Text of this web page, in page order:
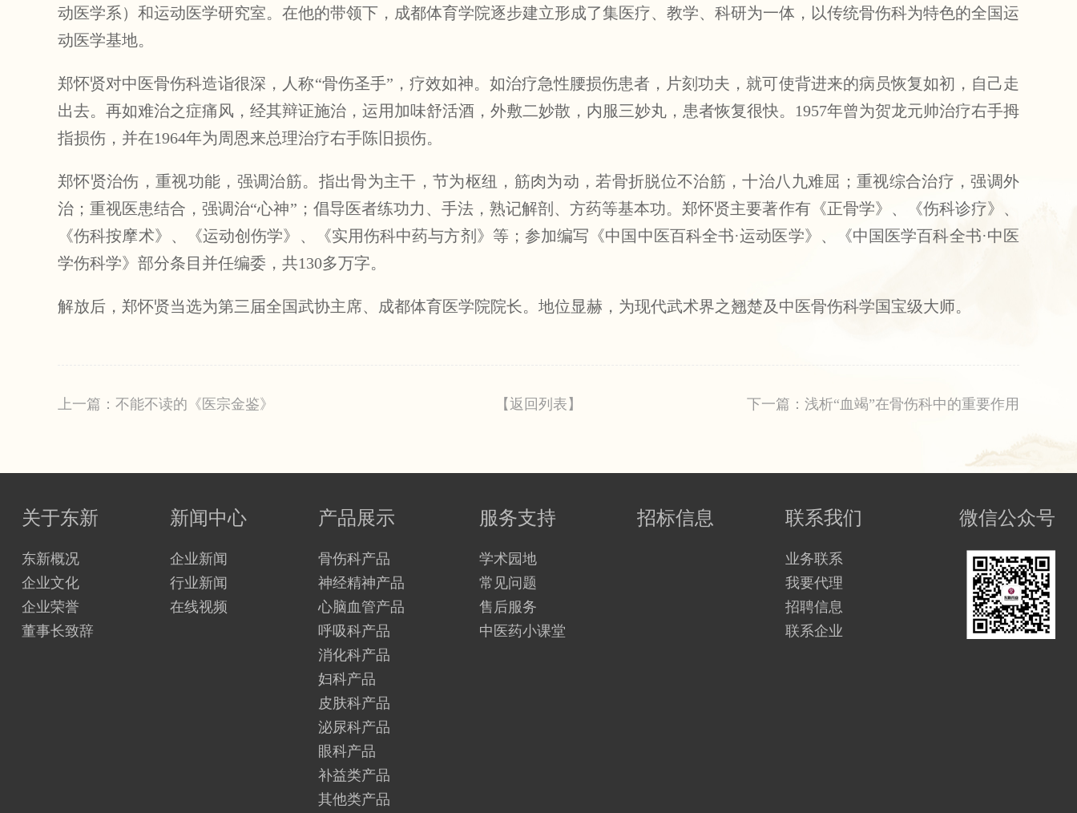
动医学系）和运动医学研究室。在他的带领下，成都体育学院逐步建立形成了集医疗、教学、科研为一体，以传统骨伤科为特色的全国运
动医学基地。
郑怀贤对中医骨伤科造诣很深，人称“骨伤圣手”，疗效如神。如治疗急性腰损伤患者，片刻功夫，就可使背进来的病员恢复如初，自己走
出去。再如难治之症痛风，经其辩证施治，运用加味舒活酒，外敷二妙散，内服三妙丸，患者恢复很快。1957年曾为贺龙元帅治疗右手拇
指损伤，并在1964年为周恩来总理治疗右手陈旧损伤。
郑怀贤治伤，重视功能，强调治筋。指出骨为主干，节为枢纽，筋肉为动，若骨折脱位不治筋，十治八九难屈；重视综合治疗，强调外
治；重视医患结合，强调治“心神”；倡导医者练功力、手法，熟记解剖、方药等基本功。郑怀贤主要著作有《正骨学》、《伤科诊疗》、
《伤科按摩术》、《运动创伤学》、《实用伤科中药与方剂》等；参加编写《中国中医百科全书·运动医学》、《中国医学百科全书·中医
学伤科学》部分条目并任编委，共130多万字。
解放后，郑怀贤当选为第三届全国武协主席、成都体育医学院院长。地位显赫，为现代武术界之翘楚及中医骨伤科学国宝级大师。
【返回列表】
上一篇：不能不读的《医宗金鉴》 下一篇：浅析“血竭”在骨伤科中的重要作用
关于东新
东新概况
企业文化
企业荣誉
董事长致辞
新闻中心
企业新闻
行业新闻
在线视频
产品展示
骨伤科产品
神经精神产品
心脑血管产品
呼吸科产品
消化科产品
妇科产品
皮肤科产品
泌尿科产品
眼科产品
补益类产品
其他类产品
服务支持
学术园地
常见问题
售后服务
中医药小课堂
招标信息 联系我们
业务联系
我要代理
招聘信息
联系企业
微信公众号